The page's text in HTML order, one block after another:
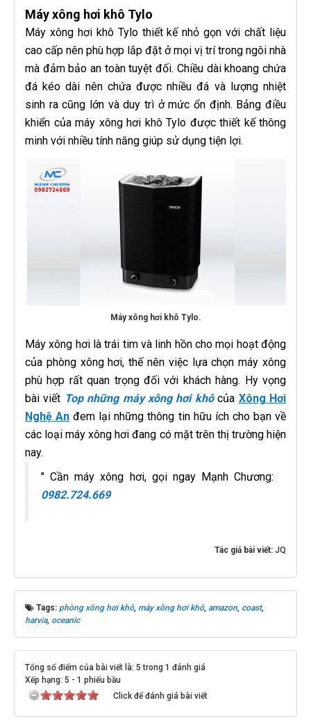
Máy xông hơi khô Tylo
Máy xông hơi khô Tylo thiết kế nhỏ gọn với chất liệu
cao cấp nên phù hợp lắp đặt ở mọi vị trí trong ngôi nhà
mà đảm bảo an toàn tuyệt đối. Chiều dài khoang chứa
đá kéo dài nên chứa được nhiều đá và lượng nhiệt
sinh ra cũng lớn và duy trì ở mức ổn định. Bảng điều
khiển của máy xông hơi khô Tylo được thiết kế thông
minh với nhiều tính năng giúp sử dụng tiện lợi.
Máy xông hơi khô Tylo.
Máy xông hơi là trái tim và linh hồn cho mọi hoạt động
của phòng xông hơi, thế nên việc lựa chọn máy xông
phù hợp rất quan trọng đối với khách hàng. Hy vọng
bài viết Top những máy xông hơi khôcủa Xông Hơi
Nghệ An đem lại những thông tin hữu ích cho bạn về
các loại máy xông hơi đang có mặt trên thị trường hiện
nay.
" Cần máy xông hơi, gọi ngay Mạnh Chương:
0982.724.669
Tác giả bài viết: JQ
Tags: phòng xông hơi khô, máy xông hơi khô, amazon, coast,
harvia, oceanic
Tổng số điểm của bài viết là: 5 trong 1 đánh giá
Xếp hạng: 5 - 1 phiếu bầu
Click để đánh giá bài viết